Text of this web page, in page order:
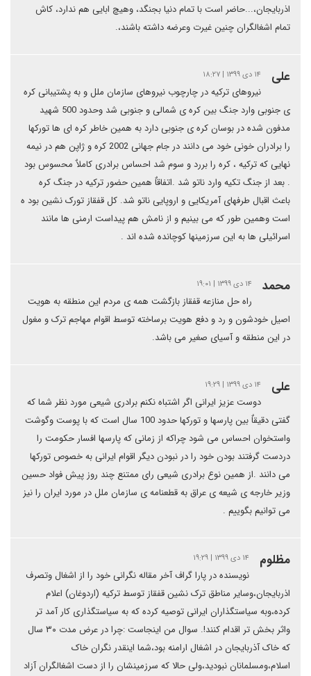
اذربایجان،...حاضر است با تمام دنیا بجنگد، وهیچ ابایی هم ندارد، کاش
تمام اشغالگران چنین غیرت وعرضه داشته باشند،.
علی ۱۴ دی ۱۳۹۹ | ۱۸:۲۷
نیروهای ترکیه در چارچوب نیروهای سازمان ملل و به پشتیبانی کره
ی جنوبی وارد جنگ بین کره ی شمالی و جنوبی شد وحدود 500 شهید
مدفون شده در بوسان کره ی جنوبی دارد به همین خاطر کره ای ها تورکها
را برادران خونی خود می دانند در جام جهانی 2002 کره و ژاپن هم در نیمه
نهایی که ترکیه ، کره را بررد و سوم شد احساس برادری کاملاٌ محسوس بود
. بعد از جنگ تکیه وارد ناتو شد .اتفاقاٌ همین حضور ترکیه در جنگ کره
باعث اقبال طرفهای آمریکایی و اروپایی ناتو شد. کل قفقاز تورک نشین بود ه
است وهمین طور که می بینیم و از نامش هم پیداست ارمنی ها مانند
اسرائیلی ها به این سرزمینها کوچانده شده اند .
محمد ۱۴ دی ۱۳۹۹ | ۱۹:۰۱
راه حل منازعه قفقاز بازگشت همه ی مردم این منطقه به هویت
اصیل خودشون و رد و دفع هویت برساخته توسط اقوام مهاجم ترک و مغول
در این منطقه و آسیای صغیر می باشد.
علی ۱۴ دی ۱۳۹۹ | ۱۹:۲۹
دوست عزیز ایرانی اگر اشتباه نکنم برادری شیعی مورد نظر شما که
گفتی دقیقاٌ بین پارسها و تورکها حدود 100 سال است که با پوست وگوشت
واستخوان احساس می شود چراکه از زمانی که پارسها افسار حکومت را
دردست گرفتند بودن خود را در نبودن دیگر اقوام ایرانی به خصوص تورکها
می دانند .از همین نوع برادری شیعی رای ممتنع چند روز پیش فواد حسین
وزیر خارجه ی شیعه ی عراق به قطعنامه ی سازمان ملل در مورد ایران را نیز
می توانیم بگوییم .
مظلوم ۱۴ دی ۱۳۹۹ | ۱۹:۲۹
نویسنده در پارا گراف آخر مقاله نگرانی خود را از اشغال وتصرف
اذربایجان،وسایر مناطق ترک نشین قفقاز توسط ترکیه (اردوغان) اعلام
کرده،وبه سیاستگذاران ایرانی توصیه کرده که به سیاستگذاری کار آمد تر
واثر بخش تر اقدام کنند!. سوال من اینجاست :چرا در عرض مدت ۳۰ سال
که خاک آذربایجان در اشغال ارامنه بود،شما اینقدر نگران خاک
اسلام،ومسلمانان نبودید،ولی حالا که سرزمینشان را از دست اشغالگران آزاد